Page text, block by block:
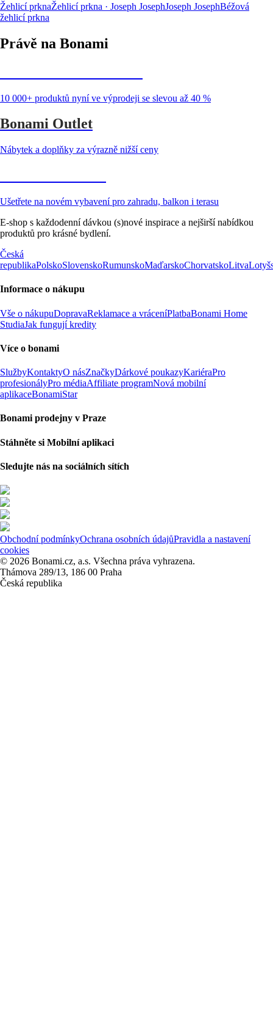
Žehlicí prknaŽehlicí prkna · Joseph JosephJoseph JosephBéžová
žehlicí prkna
Právě na Bonami
10 000+ produktů nyní ve výprodeji se slevou až 40 %
Bonami Outlet
Nábytek a doplňky za výrazně nižší ceny
Ušetřete na novém vybavení pro zahradu, balkon i terasu
E-shop s každodenní dávkou (s)nové inspirace a nejširší nabídkou
produktů pro krásné bydlení.
Česká
republikaPolskoSlovenskoRumunskoMaďarskoChorvatskoLitva
Informace o nákupu
Vše o nákupuDopravaReklamace a vráceníPlatbaBonami Home
StudiaJak fungují kredity
Více o bonami
SlužbyKontaktyO násZnačkyDárkové poukazyKariéraPro
profesionályPro médiaAffiliate programNová mobilní
aplikaceBonamiStar
Bonami prodejny v Praze
Stáhněte si Mobilní aplikaci
Sledujte nás na sociálních sítích
Obchodní podmínkyOchrana osobních údajůPravidla a nastavení
cookies
© 2026 Bonami.cz, a.s. Všechna práva vyhrazena.
Thámova 289/13, 186 00 Praha
Česká republika